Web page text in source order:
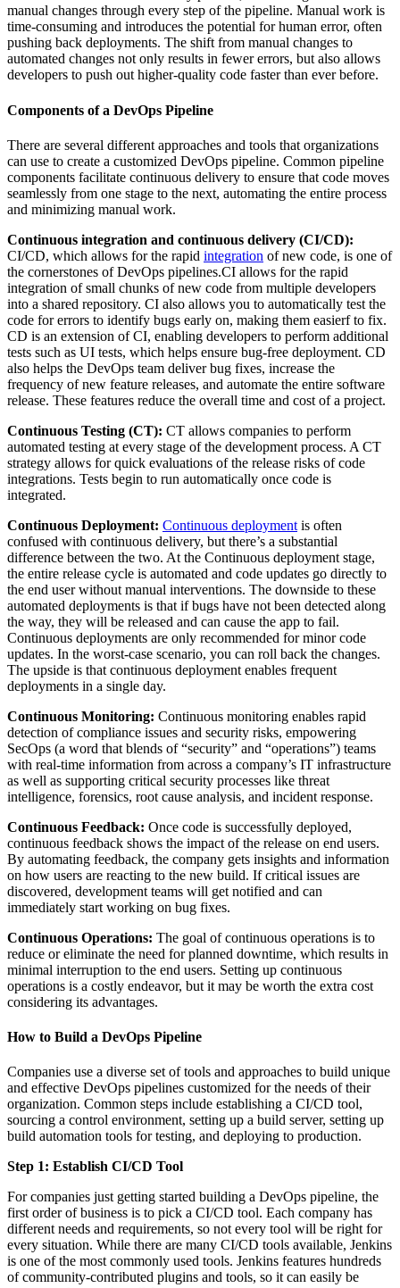
manual changes through every step of the pipeline. Manual work is
time-consuming and introduces the potential for human error, often
pushing back deployments. The shift from manual changes to
automated changes not only results in fewer errors, but also allows
developers to push out higher-quality code faster than ever before.
Components of a DevOps Pipeline
There are several different approaches and tools that organizations
can use to create a customized DevOps pipeline. Common pipeline
components facilitate continuous delivery to ensure that code moves
seamlessly from one stage to the next, automating the entire process
and minimizing manual work.
Continuous integration and continuous delivery (CI/CD):
CI/CD, which allows for the rapid integration of new code, is one of
the cornerstones of DevOps pipelines.CI allows for the rapid
integration of small chunks of new code from multiple developers
into a shared repository. CI also allows you to automatically test the
code for errors to identify bugs early on, making them easierf to fix.
CD is an extension of CI, enabling developers to perform additional
tests such as UI tests, which helps ensure bug-free deployment. CD
also helps the DevOps team deliver bug fixes, increase the
frequency of new feature releases, and automate the entire software
release. These features reduce the overall time and cost of a project.
Continuous Testing (CT): CT allows companies to perform
automated testing at every stage of the development process. A CT
strategy allows for quick evaluations of the release risks of code
integrations. Tests begin to run automatically once code is
integrated.
Continuous Deployment: Continuous deployment is often
confused with continuous delivery, but there’s a substantial
difference between the two. At the Continuous deployment stage,
the entire release cycle is automated and code updates go directly to
the end user without manual interventions. The downside to these
automated deployments is that if bugs have not been detected along
the way, they will be released and can cause the app to fail.
Continuous deployments are only recommended for minor code
updates. In the worst-case scenario, you can roll back the changes.
The upside is that continuous deployment enables frequent
deployments in a single day.
Continuous Monitoring: Continuous monitoring enables rapid
detection of compliance issues and security risks, empowering
SecOps (a word that blends of “security” and “operations”) teams
with real-time information from across a company’s IT infrastructure
as well as supporting critical security processes like threat
intelligence, forensics, root cause analysis, and incident response.
Continuous Feedback: Once code is successfully deployed,
continuous feedback shows the impact of the release on end users.
By automating feedback, the company gets insights and information
on how users are reacting to the new build. If critical issues are
discovered, development teams will get notified and can
immediately start working on bug fixes.
Continuous Operations: The goal of continuous operations is to
reduce or eliminate the need for planned downtime, which results in
minimal interruption to the end users. Setting up continuous
operations is a costly endeavor, but it may be worth the extra cost
considering its advantages.
How to Build a DevOps Pipeline
Companies use a diverse set of tools and approaches to build unique
and effective DevOps pipelines customized for the needs of their
organization. Common steps include establishing a CI/CD tool,
sourcing a control environment, setting up a build server, setting up
build automation tools for testing, and deploying to production.
Step 1: Establish CI/CD Tool
For companies just getting started building a DevOps pipeline, the
first order of business is to pick a CI/CD tool. Each company has
different needs and requirements, so not every tool will be right for
every situation. While there are many CI/CD tools available, Jenkins
is one of the most commonly used tools. Jenkins features hundreds
of community-contributed plugins and tools, so it can easily be